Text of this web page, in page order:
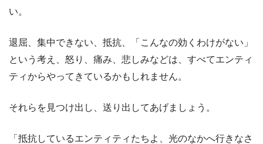
い。
退屈、集中できない、抵抗、「こんなの効くわけがない」
という考え、怒り、痛み、悲しみなどは、すべてエンティ
ティからやってきているかもしれません。
それらを見つけ出し、送り出してあげましょう。
「抵抗しているエンティティたちよ、光のなかへ行きなさ